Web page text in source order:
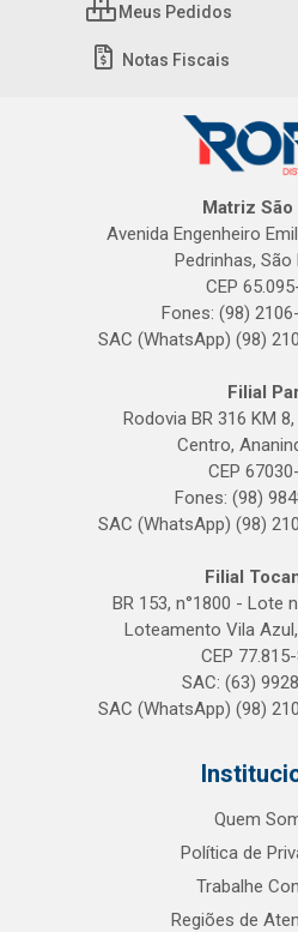
Meus Pedidos
Notas Fiscais
Matriz
Avenida Engenheiro
Pedrinhas,
CEP
Fones: (98)
SAC (WhatsApp) (98)
Filial
Rodovia BR 316 KM
Centro,
CEP
Fones: (98)
SAC (WhatsApp) (98)
Filial
BR 153, n°1800 - Lote
Loteamento Vila
CEP
SAC: (63)
SAC (WhatsApp) (98)
Quem
Política de
Trabalhe
Regiões de